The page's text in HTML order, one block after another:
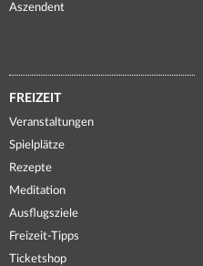
Aszendent
FREIZEIT
Veranstaltungen
Spielplätze
Rezepte
Meditation
Ausflugsziele
Freizeit-Tipps
Ticketshop